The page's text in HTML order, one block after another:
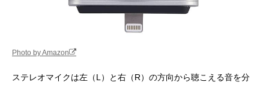
Photo by Amazon
ステレオマイクは左（L）と右（R）の方向から聴こえる音を分